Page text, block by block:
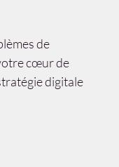
de
cœur de
digitale